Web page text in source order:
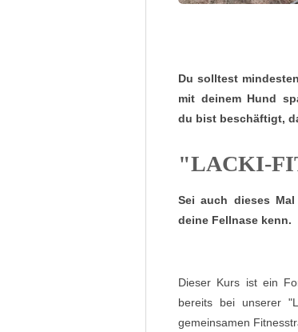
Du solltest
mit deinem Hund
du bist beschäftigt,
"LACKI-
Sei auch dieses
deine Fellnase kenn.
Dieser Kurs ist ein
bereits bei unserer
gemeinsamen